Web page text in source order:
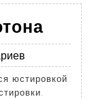
юстировкой